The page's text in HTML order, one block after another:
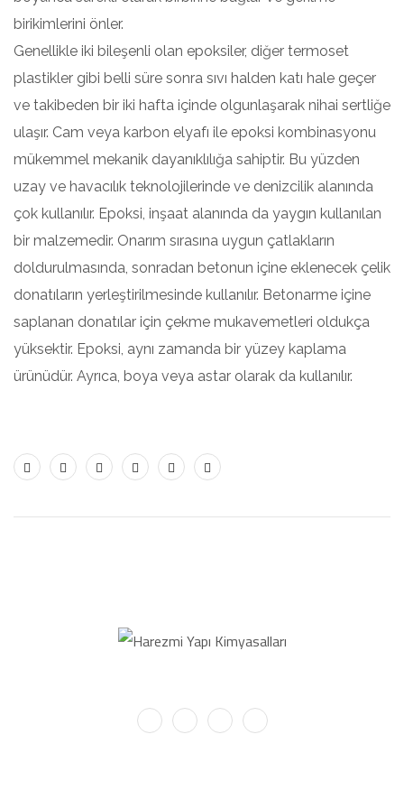
birikimlerini önler.
Genellikle iki bileşenli olan epoksiler, diğer termoset
plastikler gibi belli süre sonra sıvı halden katı hale geçer
ve takibeden bir iki hafta içinde olgunlaşarak nihai sertliğe
ulaşır. Cam veya karbon elyafı ile epoksi kombinasyonu
mükemmel mekanik dayanıklılığa sahiptir. Bu yüzden
uzay ve havacılık teknolojilerinde ve denizcilik alanında
çok kullanılır. Epoksi, inşaat alanında da yaygın kullanılan
bir malzemedir. Onarım sırasına uygun çatlakların
doldurulmasında, sonradan betonun içine eklenecek çelik
donatıların yerleştirilmesinde kullanılır. Betonarme içine
saplanan donatılar için çekme mukavemetleri oldukça
yüksektir. Epoksi, aynı zamanda bir yüzey kaplama
ürünüdür. Ayrıca, boya veya astar olarak da kullanılır.